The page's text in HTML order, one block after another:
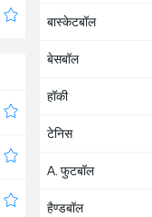
अर्जेंटीना
अल्बानिया
आइवरी कोस्ट
आइसलैंड
आज़रबाइजान
आयरलैंड
बास्केटबॉल
बेसबॉल
हॉकी
टेनिस
A. फुटबॉल
हैण्डबॉल